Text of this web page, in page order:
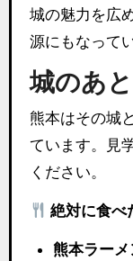
城の魅力を広
源にもなって
城のあ
熊本はその城
ています。見
ください。
絶対に食べ
熊本ラーメ